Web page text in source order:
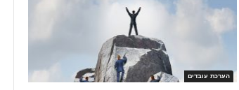
הערכת עובדים